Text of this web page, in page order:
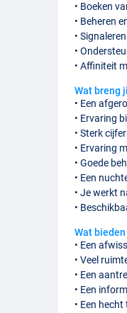
• Boeken
• Beheren
•
•
• Affiniteit
Wat breng
• Een
• Ervaring
• Sterk
• Ervaring
• Goede
• Een
• Je werkt
•
Wat
• Een
• Veel
• Een
• Een
• Een